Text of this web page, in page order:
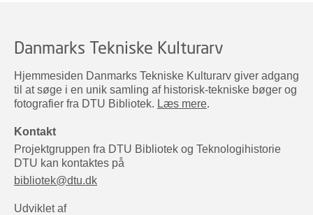
Danmarks Tekniske Kulturarv
Hjemmesiden Danmarks Tekniske Kulturarv giver adgang
til at søge i en unik samling af historisk-tekniske bøger og
fotografier fra DTU Bibliotek. Læs mere.
Kontakt
Projektgruppen fra DTU Bibliotek og Teknologihistorie
DTU kan kontaktes på
bibliotek@dtu.dk
Udviklet af